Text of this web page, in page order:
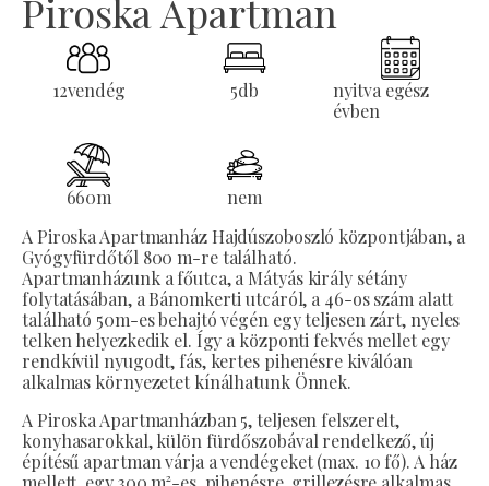
Piroska Apartman
12vendég 5db
nyitva egész
évben
660m
nem
A Piroska Apartmanház Hajdúszoboszló központjában, a
Gyógyfürdőtől 800 m-re található.
Apartmanházunk a főutca, a Mátyás király sétány
folytatásában, a Bánomkerti utcáról, a 46-os szám alatt
található 50m-es behajtó végén egy teljesen zárt, nyeles
telken helyezkedik el. Így a központi fekvés mellet egy
rendkívül nyugodt, fás, kertes pihenésre kiválóan
alkalmas környezetet kínálhatunk Önnek.
A Piroska Apartmanházban 5, teljesen felszerelt,
konyhasarokkal, külön fürdőszobával rendelkező, új
építésű apartman várja a vendégeket (max. 10 fő). A ház